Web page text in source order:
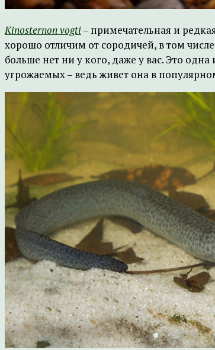
Kinosternon vogti– примечательная и
хорошо отличим от сородичей, в том
больше нет ни у кого, даже у вас. Это
угрожаемых – ведь живет она в